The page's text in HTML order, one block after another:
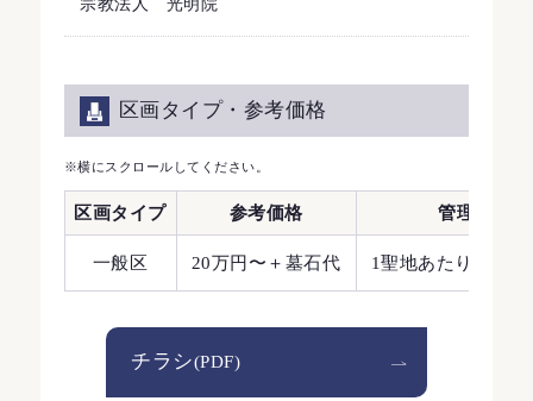
宗教法人 光明院
区画タイプ・参考価格
※横にスクロールしてください。
区画タイプ 参考価格 管理料(年
一般区 20万円〜＋墓石代 1聖地あたり1.320
チラシ(PDF)